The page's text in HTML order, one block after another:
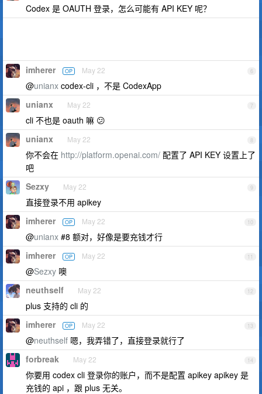
Codex 是 OAUTH 登录，怎么可能有 API KEY 呢？
6
imherer OP May 22
@unianx codex-cli ，不是 CodexApp
7
unianx May 22
cli 不也是 oauth 嘛 😕
8
unianx May 22
你不会在 http://platform.openai.com/ 配置了 API KEY 设置上了
吧
9
Sezxy May 22
直接登录不用 apikey
10
imherer OP May 22
@unianx #8 额对，好像是要充钱才行
11
imherer OP May 22
@Sezxy 噢
12
neuthself May 22
plus 支持的 cli 的
13
imherer OP May 22
@neuthself 嗯，我弄错了，直接登录就行了
14
forbreak May 22
你要用 codex cli 登录你的账户，而不是配置 apikey apikey 是
充钱的 api ，跟 plus 无关。